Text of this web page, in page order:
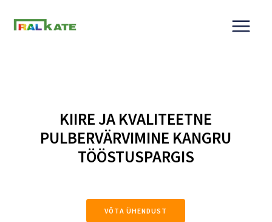
KIIRE JA KVALITEETNE
PULBERVÄRVIMINE KANGRU
TÖÖSTUSPARGIS
VÕTA ÜHENDUST